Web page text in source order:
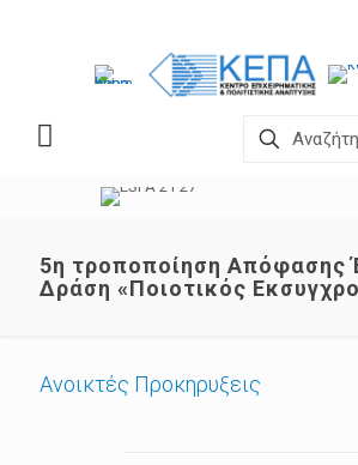
5η τροποποίηση Απόφασης
Δράση «Ποιοτικός
Ανοικτές Προκηρυξεις